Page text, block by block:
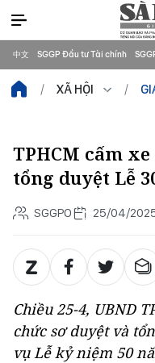
中文 SGGP Đầu tư Tài chính
XÃ HỘI
TPHCM cấm
tổng duyệt Lễ
SGGPO 25/04/
Chiều 25-4, UBND
chức sơ duyệt và
vụ Lễ kỷ niệm 50